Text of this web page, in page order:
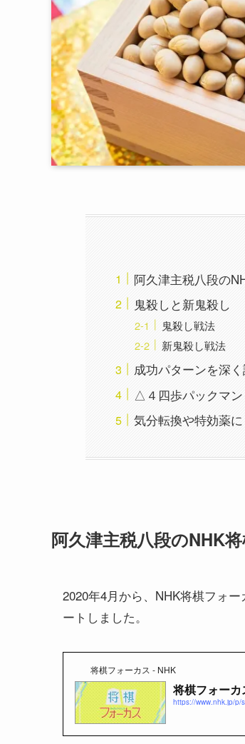
阿久津主税八段の
鬼殺しと新鬼殺し
鬼殺し戦法
新鬼殺し戦法
成功パターンを深
△４四歩パックマン
気分転換や特効薬に
阿久津主税八段のNHK
2020年4月から、NHK将棋フォ
ートしました。
将棋フォーカス - NHK
将棋フォー
https://www.nhk.jp/p/